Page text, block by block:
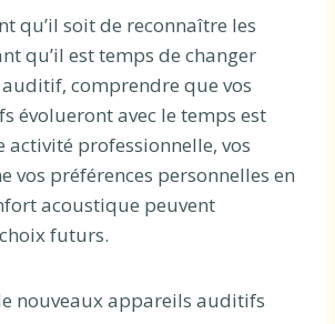
qu’il soit de reconnaître les
qu’il est temps de changer
comprendre que vos
évolueront avec le temps est
activité professionnelle, vos
vos préférences personnelles en
acoustique peuvent
futurs.
nouveaux appareils auditifs